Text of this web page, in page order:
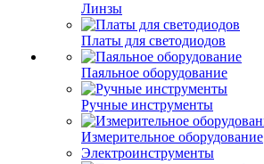
Линзы
Платы для светодиодов
Паяльное оборудование
Ручные инструменты
Измерительное оборудование
Электроинструменты